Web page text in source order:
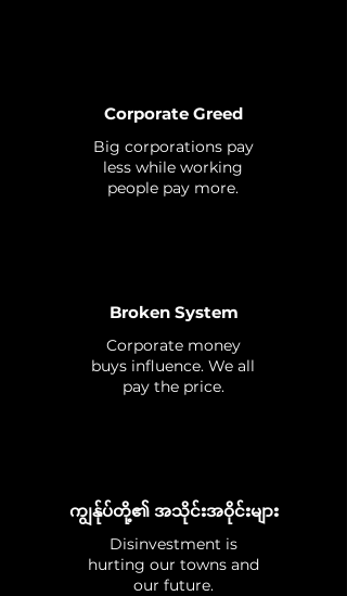
Corporate Greed
Big corporations pay
less while working
people pay more.
Broken System
Corporate money
buys influence. We all
pay the price.
ကျွန်ုပ်တို့၏ အသိုင်းအဝိုင်းများ
Disinvestment is
hurting our towns and
our future.